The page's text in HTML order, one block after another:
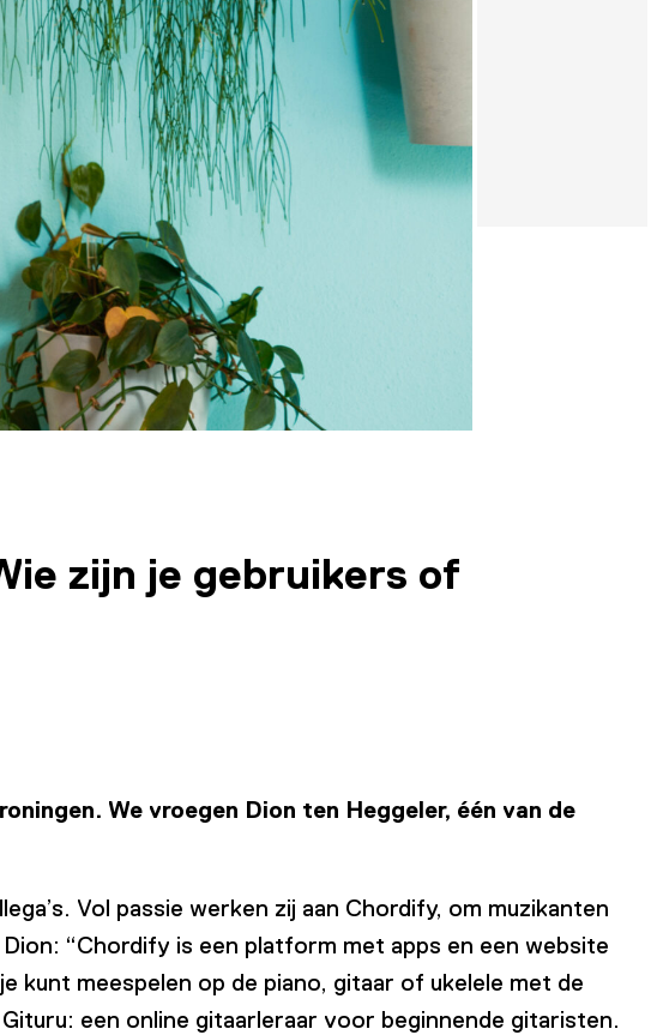
zijn je gebruikers of
We vroegen Dion ten Heggeler, één van de
Vol passie werken zij aan Chordify, om muzikanten
“Chordify is een platform met apps en een website
meespelen op de piano, gitaar of ukelele met de
een online gitaarleraar voor beginnende gitaristen.